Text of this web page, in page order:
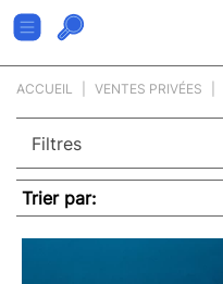
ACCUEIL VENTES PRIVÉES
Trier par: